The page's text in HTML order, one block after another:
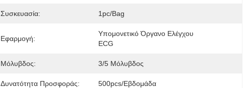
Συσκευασία: 1pc/bag
Εφαρμογή:
Υπομονετικό Όργανο Ελέγχου
ECG
Μόλυβδος: 3/5 Μόλυβδος
Δυνατότητα Προσφοράς: 500pcs/εβδομάδα